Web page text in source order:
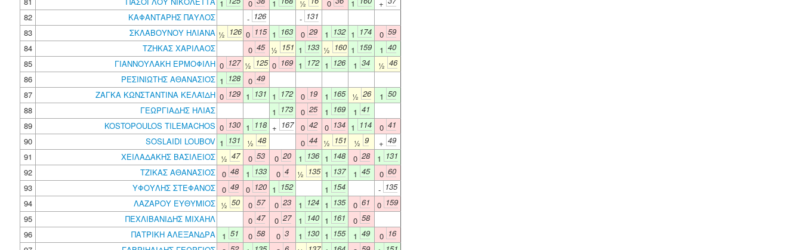
1 0 1 ½ 0 1 +
82
ΚΑΦΑΝΤΑΡΗΣ ΠΑΥΛΟΣ - 126 - 131
83
ΣΚΛΑΒΟΥΝΟΥ ΗΛΙΑΝΑ ½ 126 0 115 1 163 0 29 1 132 1 174 0 59
84
ΤΖΗΚΑΣ ΧΑΡΙΛΑΟΣ 0 45 ½ 151 1 133 ½ 160 1 159 1 40
85
ΓΙΑΝΝΟΥΛΑΚΗ ΕΡΜΟΦΙΛΗ 0 127 ½ 125 0 169 1 172 1 126 1 34 ½ 46
86
ΡΕΣΙΝΙΩΤΗΣ ΑΘΑΝΑΣΙΟΣ 1 128 0 49
87
ΖΑΓΚΑ ΚΩΝΣΤΑΝΤΙΝΑ ΚΕΛΑΪΔΗ 0 129 1 131 1 172 0 19 1 165 ½ 26 1 50
88
ΓΕΩΡΓΙΑΔΗΣ ΗΛΙΑΣ 1 173 0 25 1 169 1 41
89
KOSTOPOULOS TILEMACHOS 0 130 1 118 + 167 0 42 0 134 1 114 0 41
90
SOSLAIDI LOUBOV 1 131 ½ 48 0 44 ½ 151 ½ 9 + 49
91
ΧΕΙΛΑΔΑΚΗΣ ΒΑΣΙΛΕΙΟΣ ½ 47 0 53 0 20 1 136 1 148 0 28 1 131
92
ΤΖΙΚΑΣ ΑΘΑΝΑΣΙΟΣ 0 48 1 133 0 4 ½ 135 1 137 1 45 0 60
93
ΥΦΟΥΛΗΣ ΣΤΕΦΑΝΟΣ 0 49 0 120 1 152 1 154 - 135
94
ΛΑΖΑΡΟΥ ΕΥΘΥΜΙΟΣ ½ 50 0 57 0 23 1 124 1 135 0 61 0 159
95
ΠΕΧΛΙΒΑΝΙΔΗΣ ΜΙΧΑΗΛ 0 47 0 27 1 140 1 161 0 58
96
ΠΑΤΡΙΚΗ ΑΛΕΞΑΝΔΡΑ 1 51 0 58 0 3 1 130 1 155 1 49 0 16